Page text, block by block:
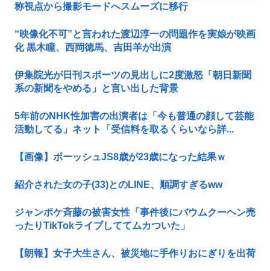
称視点から撮影モードへスムーズに移行
“映像化不可”と言われた渡辺淳一の問題作を実娘が映画
化 黒木瞳、西岡徳馬、吉田羊が出演
伊集院光が日刊スポーツの見出しに2度激怒「朝日新聞
系の新聞をやめる」と言い出した背景
5年前のNHK性加害の出演者は「今も普通の顔して芸能
活動してる」ネット「受信料を取るくらいなら詳...
【画像】ボーッシュJS8歳が23歳になった結果ｗ
紹介された女の子(33)とのLINE、順調すぎるww
ジャンポケ斉藤の被害女性「事件後にバウムクーヘン売
ったりTikTokライブしててムカついた」
【朗報】女子大生さん、被災地に手作りおにぎりを出荷